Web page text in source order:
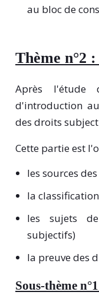
au bloc de
Thème n°2
Après
d'introduction
des droits
Cette partie est
les sources
la
les sujets
subjectifs)
la preuve des
Sous-thème